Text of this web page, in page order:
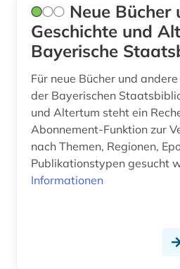
Neue Bücher
Geschichte und
Bayerische
Für neue Bücher und
der Bayerischen
und Altertum steht ein
Abonnement-Funktion zur
nach Themen, Regionen,
Publikationstypen gesucht
Informationen